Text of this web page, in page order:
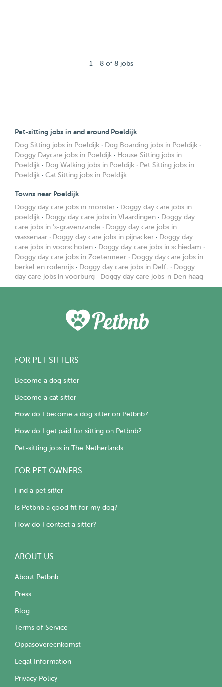
1 - 8 of 8 jobs
Pet-sitting jobs in and around Poeldijk
Dog Sitting jobs in Poeldijk · Dog Boarding jobs in Poeldijk ·
Doggy Daycare jobs in Poeldijk · House Sitting jobs in
Poeldijk · Dog Walking jobs in Poeldijk · Pet Sitting jobs in
Poeldijk · Cat Sitting jobs in Poeldijk
Towns near Poeldijk
Doggy day care jobs in monster · Doggy day care jobs in
poeldijk · Doggy day care jobs in Vlaardingen · Doggy day
care jobs in 's-gravenzande · Doggy day care jobs in
wassenaar · Doggy day care jobs in pijnacker · Doggy day
care jobs in voorschoten · Doggy day care jobs in schiedam ·
Doggy day care jobs in Zoetermeer · Doggy day care jobs in
berkel en rodenrijs · Doggy day care jobs in Delft · Doggy
day care jobs in voorburg · Doggy day care jobs in Den haag ·
FOR PET SITTERS
Become a dog sitter
Become a cat sitter
How do I become a dog sitter on Petbnb?
How do I get paid for sitting on Petbnb?
Pet-sitting jobs in The Netherlands
FOR PET OWNERS
Find a pet sitter
Is Petbnb a good fit for my dog?
How do I contact a sitter?
ABOUT US
About Petbnb
Press
Blog
Terms of Service
Oppasovereenkomst
Legal Information
Privacy Policy